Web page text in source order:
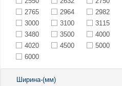
2765
2964
2982
3000
3100
3115
3480
3500
4000
4020
4500
5000
6000
Ширина-(мм)